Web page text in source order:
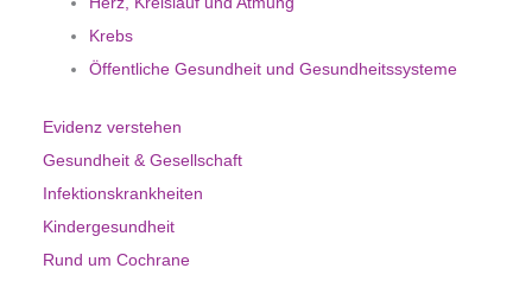
Krebs
Öffentliche Gesundheit und Gesundheitssysteme
Evidenz verstehen
Gesundheit & Gesellschaft
Infektionskrankheiten
Kindergesundheit
Rund um Cochrane